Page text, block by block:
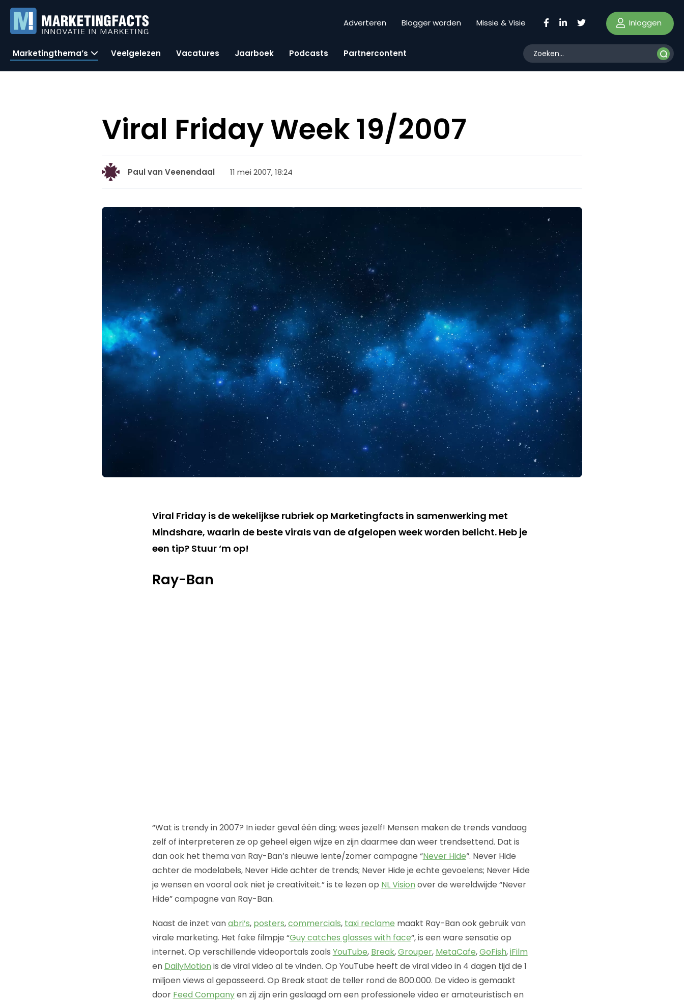
Adverteren Blogger worden Missie & Visie Inloggen
Marketingthema’s Veelgelezen Vacatures Jaarboek Podcasts Partnercontent
Viral Friday Week 19/2007
Paul van Veenendaal 11 mei 2007, 18:24
Viral Friday is de wekelijkse rubriek op Marketingfacts in samenwerking met
Mindshare, waarin de beste virals van de afgelopen week worden belicht. Heb je
een tip? Stuur ‘m op!
Ray-Ban
“Wat is trendy in 2007? In ieder geval één ding; wees jezelf! Mensen maken de trends vandaag
zelf of interpreteren ze op geheel eigen wijze en zijn daarmee dan weer trendsettend. Dat is
dan ook het thema van Ray-Ban’s nieuwe lente/zomer campagne “Never Hide“. Never Hide
achter de modelabels, Never Hide achter de trends; Never Hide je echte gevoelens; Never Hide
je wensen en vooral ook niet je creativiteit.” is te lezen op NL Vision over de wereldwijde “Never
Hide” campagne van Ray-Ban.
Naast de inzet vanabri’s, posters,commercials, taxi reclame maakt Ray-Ban ook gebruik van
virale marketing. Het fake filmpje “Guy catches glasses with face“, is een ware sensatie op
internet. Op verschillende videoportals zoals YouTube, Break,Grouper, MetaCafe,GoFish,iFilm
en DailyMotion is de viral video al te vinden. Op YouTube heeft de viral video in 4 dagen tijd de 1
miljoen views al gepasseerd. Op Break staat de teller rond de 800.000. De video is gemaakt
door Feed Companyen zij zijn erin geslaagd om een professionele video er amateuristisch en